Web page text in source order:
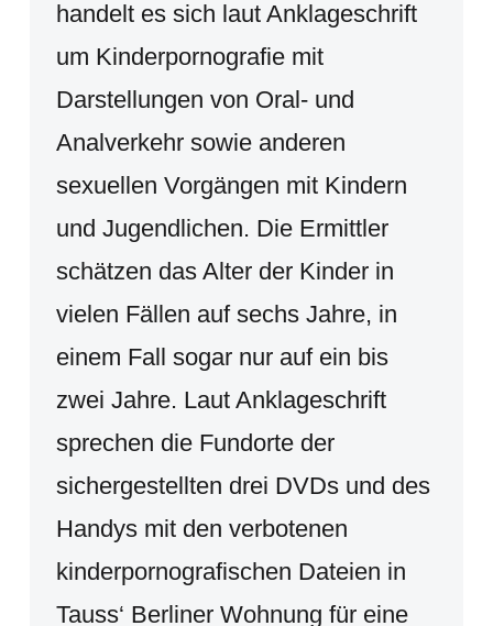
handelt es sich laut Anklageschrift
um Kinderpornografie mit
Darstellungen von Oral- und
Analverkehr sowie anderen
sexuellen Vorgängen mit Kindern
und Jugendlichen. Die Ermittler
schätzen das Alter der Kinder in
vielen Fällen auf sechs Jahre, in
einem Fall sogar nur auf ein bis
zwei Jahre. Laut Anklageschrift
sprechen die Fundorte der
sichergestellten drei DVDs und des
Handys mit den verbotenen
kinderpornografischen Dateien in
Tauss‘ Berliner Wohnung für eine